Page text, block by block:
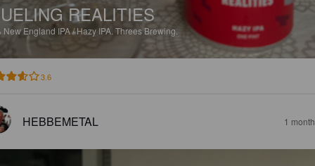
REALITIES
New England IPA / Hazy IPA. Threes Brewing.
3.6
HEBBEMETAL 1